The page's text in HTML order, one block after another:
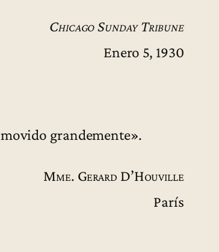
Chicago Sunday Tribune
Enero 5, 1930
grandemente».
Mme. Gerard D’Houville
París